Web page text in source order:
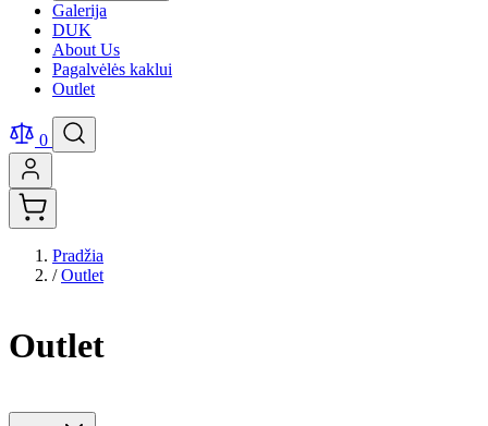
Galerija
DUK
About Us
Pagalvėlės kaklui
Outlet
0
Pradžia
/ Outlet
Outlet